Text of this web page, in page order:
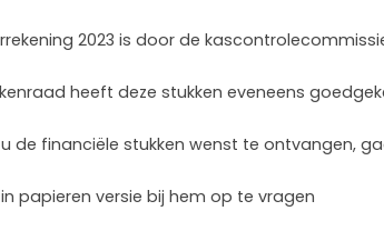
2023 is door de
heeft deze stukken eveneens
de financiële stukken wenst te ontvangen,
in papieren versie bij hem op te vragen